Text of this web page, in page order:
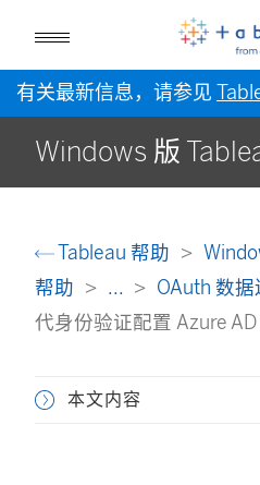
有关最新信息，请参见
Windows 版
Tableau 帮助
帮助
... OAuth 数据
代身份验证配置 Azure AD
本文内容